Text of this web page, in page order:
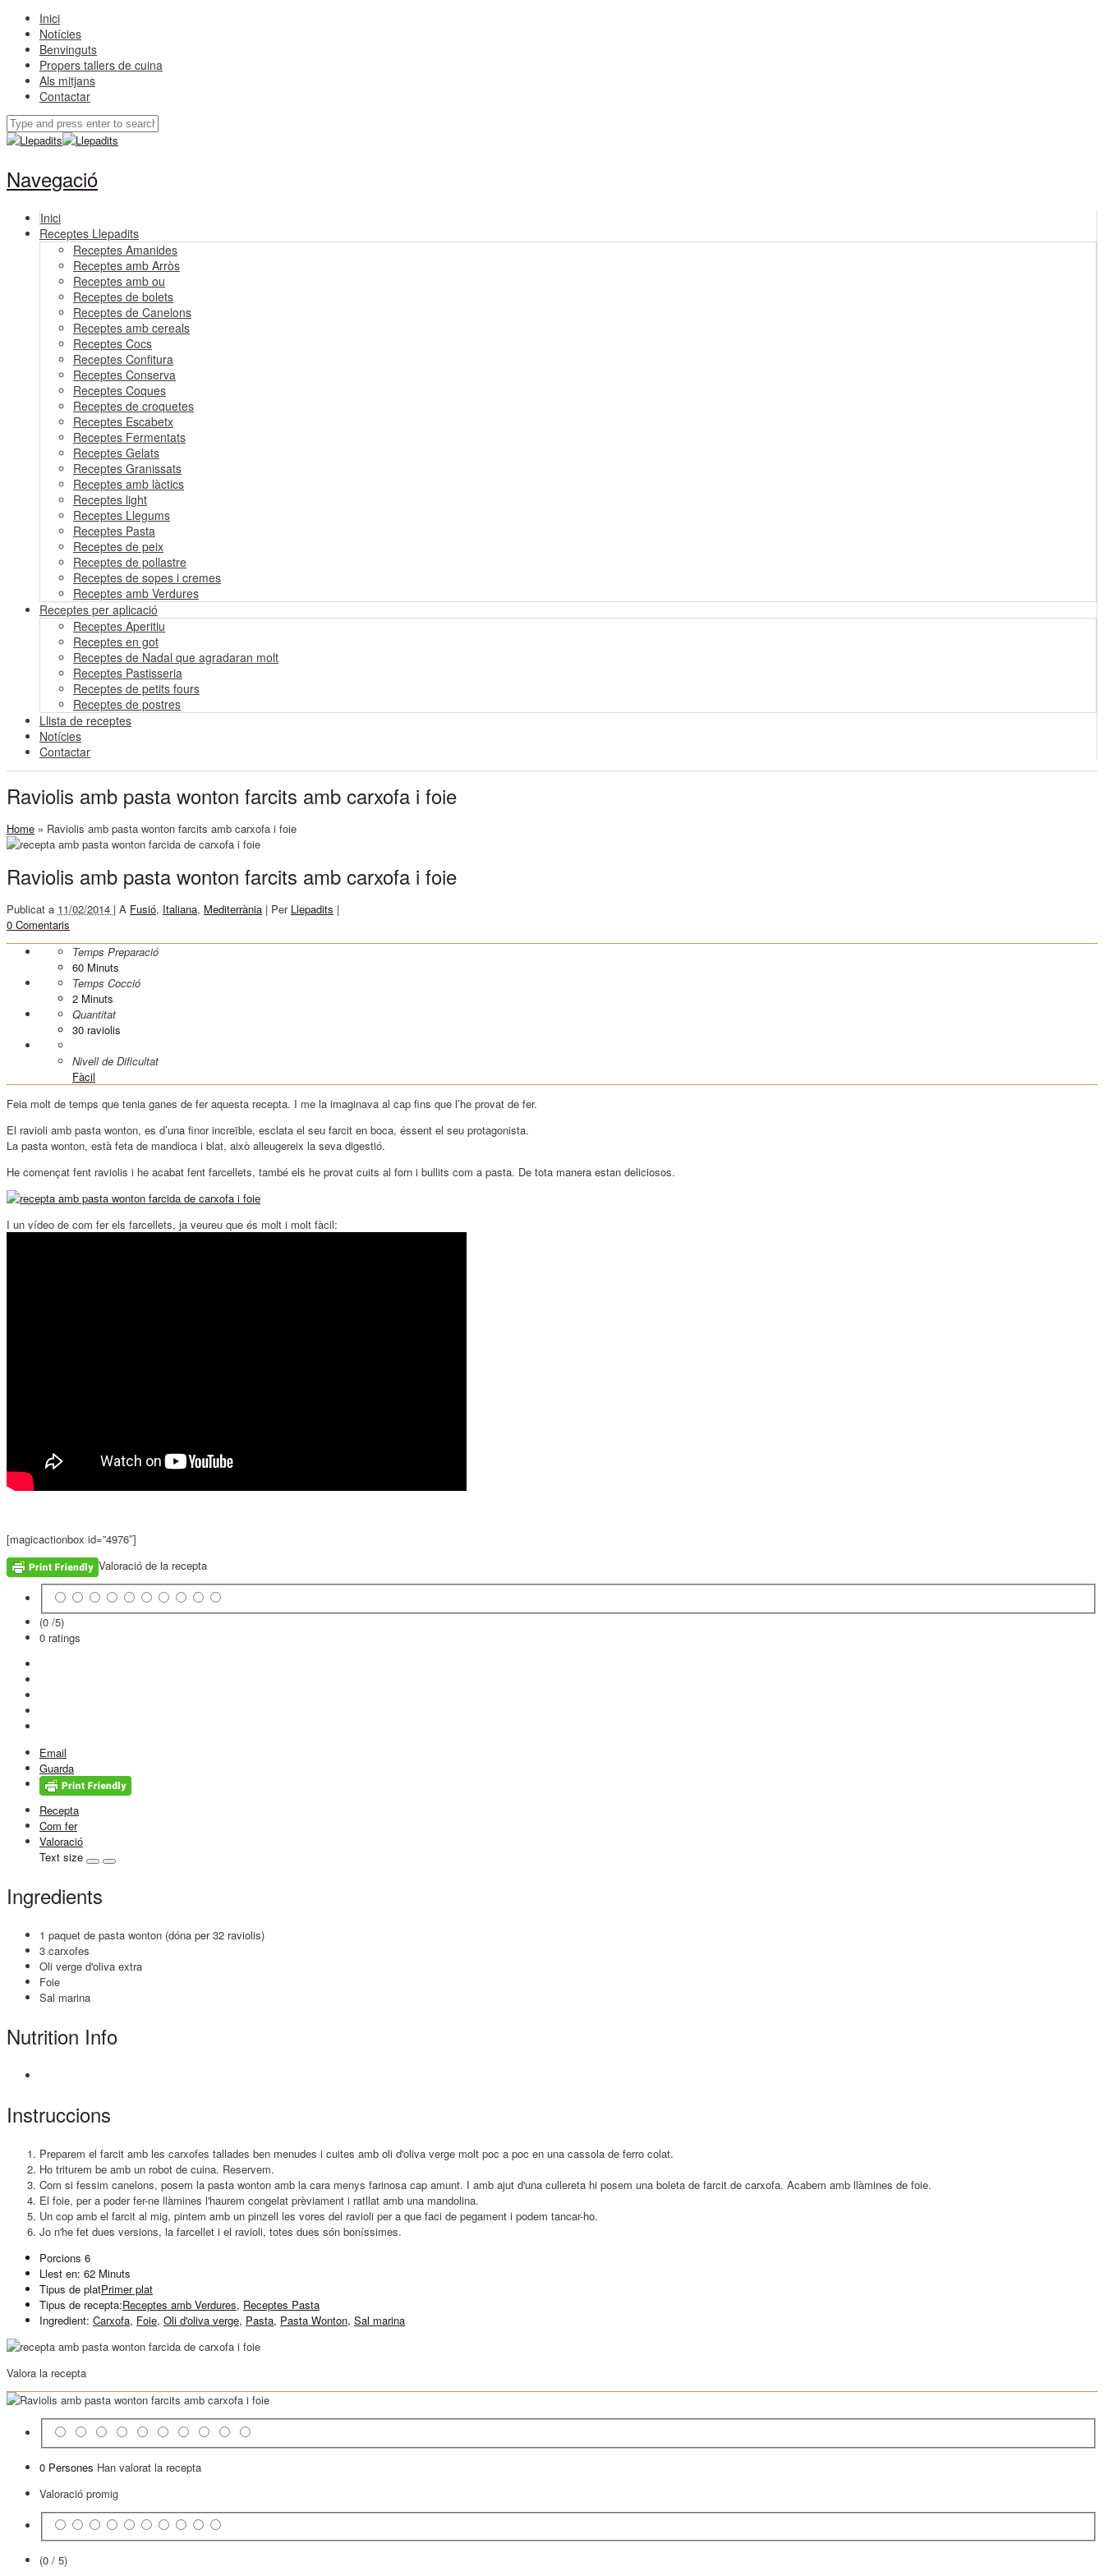
Inici
Notícies
Benvinguts
Propers tallers de cuina
Als mitjans
Contactar
Navegació
Inici
Receptes Llepadits
Receptes Amanides
Receptes amb Arròs
Receptes amb ou
Receptes de bolets
Receptes de Canelons
Receptes amb cereals
Receptes Cocs
Receptes Confitura
Receptes Conserva
Receptes Coques
Receptes de croquetes
Receptes Escabetx
Receptes Fermentats
Receptes Gelats
Receptes Granissats
Receptes amb làctics
Receptes light
Receptes Llegums
Receptes Pasta
Receptes de peix
Receptes de pollastre
Receptes de sopes i cremes
Receptes amb Verdures
Receptes per aplicació
Receptes Aperitiu
Receptes en got
Receptes de Nadal que agradaran molt
Receptes Pastisseria
Receptes de petits fours
Receptes de postres
Llista de receptes
Notícies
Contactar
Raviolis amb pasta wonton farcits amb carxofa i foie
Home » Raviolis amb pasta wonton farcits amb carxofa i foie
Raviolis amb pasta wonton farcits amb carxofa i foie
Publicat a 11/02/2014 | A Fusió, Italiana, Mediterrània | Per Llepadits |
0 Comentaris
Temps Preparació
60 Minuts
Temps Cocció
2 Minuts
Quantitat
30 raviolis
Nivell de Dificultat
Fàcil
Feia molt de temps que tenia ganes de fer aquesta recepta. I me la imaginava al cap fins que l’he provat de fer.
El ravioli amb pasta wonton, es d’una finor increïble, esclata el seu farcit en boca, éssent el seu protagonista.
La pasta wonton, està feta de mandioca i blat, això alleugereix la seva digestió.
He començat fent raviolis i he acabat fent farcellets, també els he provat cuits al forn i bullits com a pasta. De tota manera estan deliciosos.
I un vídeo de com fer els farcellets, ja veureu que és molt i molt fàcil:
[magicactionbox id=”4976″]
Valoració de la recepta
(0 /5)
0 ratings
Email
Guarda
Recepta
Com fer
Valoració
Text size
Ingredients
1 paquet de pasta wonton (dóna per 32 raviolis)
3 carxofes
Oli verge d'oliva extra
Foie
Sal marina
Nutrition Info
Instruccions
Preparem el farcit amb les carxofes tallades ben menudes i cuites amb oli d'oliva verge molt poc a poc en una cassola de ferro colat.
Ho triturem be amb un robot de cuina. Reservem.
Com si fessim canelons, posem la pasta wonton amb la cara menys farinosa cap amunt. I amb ajut d'una cullereta hi posem una boleta de farcit de carxofa. Acabem amb llàmines de foie.
El foie, per a poder fer-ne llàmines l'haurem congelat prèviament i ratllat amb una mandolina.
Un cop amb el farcit al mig, pintem amb un pinzell les vores del ravioli per a que faci de pegament i podem tancar-ho.
Jo n'he fet dues versions, la farcellet i el ravioli, totes dues són boníssimes.
Porcions 6
Llest en: 62 Minuts
Tipus de platPrimer plat
Tipus de recepta:Receptes amb Verdures, Receptes Pasta
Ingredient: Carxofa, Foie, Oli d'oliva verge, Pasta, Pasta Wonton, Sal marina
Valora la recepta
0 Persones Han valorat la recepta
Valoració promig
(0 / 5)